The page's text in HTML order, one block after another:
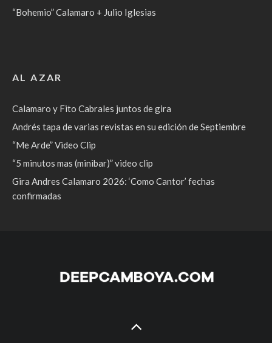
“Bohemio” Calamaro + Julio Iglesias
AL AZAR
Calamaro y Fito Cabrales juntos de gira
Andrés tapa de varias revistas en su edición de Septiembre
“Me Arde” Video Clip
“5 minutos mas (minibar)” video clip
Gira Andres Calamaro 2026: ‘Como Cantor’ fechas
confirmadas